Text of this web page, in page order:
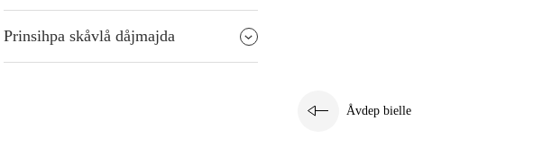
Prinsihpa skåvlå dåjmajda
Åvdep bielle